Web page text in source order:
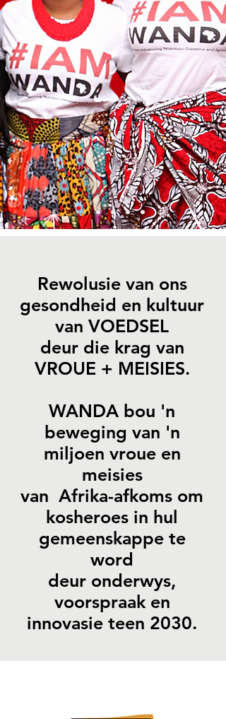
Rewolusie van ons
gesondheid en kultuur
van VOEDSEL
deur die krag van
VROUE + MEISIES.
WANDA bou 'n
beweging van 'n
miljoen vroue en
meisies
van Afrika-afkoms om
kosheroes in hul
gemeenskappe te
word
deur onderwys,
voorspraak en
innovasie teen 2030.